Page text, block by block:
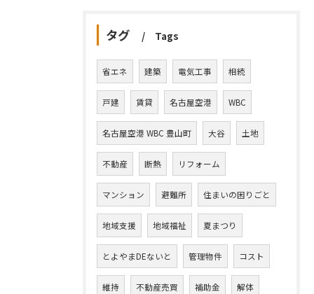
タグ Tags
省エネ 建築 電気工事 相続
戸建 賃貸 名古屋空港 WBC
名古屋空港 WBC 豊山町 大谷 土地
不動産 断熱 リフォーム
マンション 避難所 住まいの困りごと
地域支援 地域福祉 夏まつり
とよやまDEないと 管理物件 コスト
維持 不動産売買 補助金 解体